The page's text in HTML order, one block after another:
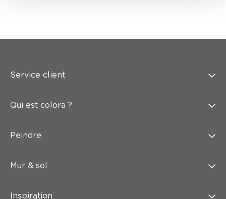
Service client
Qui est colora ?
Peindre
Mur & sol
Inspiration